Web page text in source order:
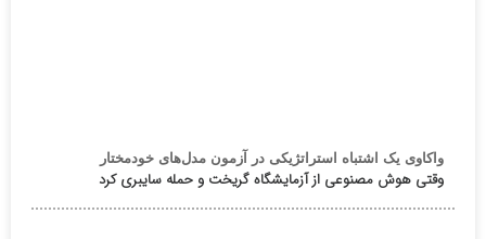
واکاوی یک اشتباه استراتژیکی در آزمون مدل‌های خودمختار
وقتی هوش مصنوعی از آزمایشگاه گریخت و حمله سایبری کرد